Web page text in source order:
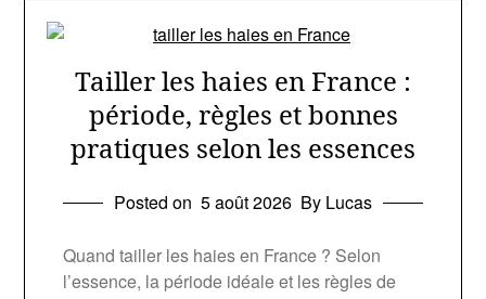
Tailler les haies en France :
période, règles et bonnes
pratiques selon les essences
Posted on 5 août 2026 By Lucas
Quand tailler les haies en France ? Selon
l’essence, la période idéale et les règles de